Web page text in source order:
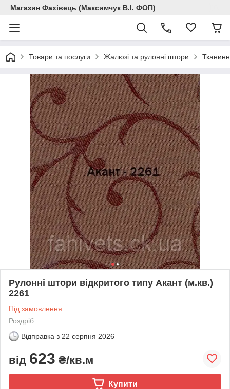
Магазин Фахівець (Максимчук В.І. ФОП)
Товари та послуги Жалюзі та рулонні штори
Рулонні штори відкритого типу Акант (м.кв.)
2261
Під замовлення
Роздріб
Відправка з 22 серпня 2026
від 623 ₴/кв.м
Купити